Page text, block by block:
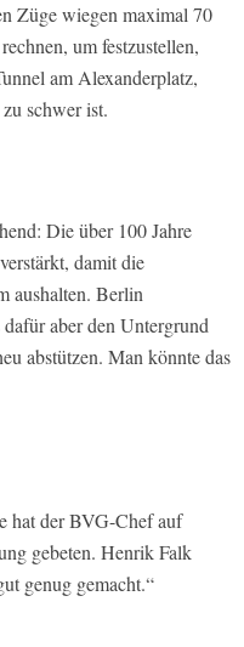
Züge wiegen maximal 70
um festzustellen,
am Alexanderplatz,
schwer ist.
Die über 100 Jahre
damit die
aushalten. Berlin
aber den Untergrund
abstützen. Man könnte das
hat der BVG-Chef auf
gebeten. Henrik Falk
genug gemacht.“